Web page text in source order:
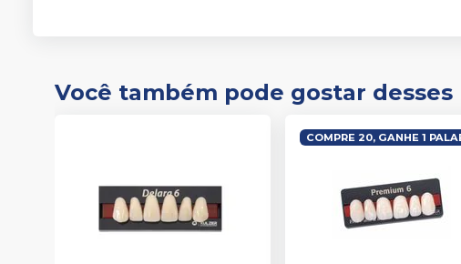
Você também pode gostar desses